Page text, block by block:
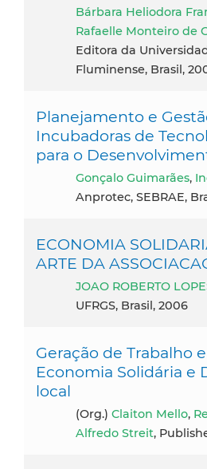
Bárbara Heliodora
Rafaelle Monteiro de
Editora da
Fluminense, Brasil,
Planejamento e
Incubadoras de
para o
Gonçalo Guimarães,
Anprotec, SEBRAE,
ECONOMIA
ARTE DA
JOAO ROBERTO
UFRGS, Brasil, 2006
Geração de Trabalho
Economia Solidária e
local
(Org.) Claiton Mello,
Alfredo Streit,